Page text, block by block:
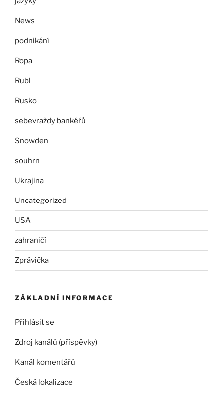
News
podnikání
Ropa
Rubl
Rusko
sebevraždy bankéřů
Snowden
souhrn
Ukrajina
Uncategorized
USA
zahraničí
Zprávička
ZÁKLADNÍ INFORMACE
Přihlásit se
Zdroj kanálů (příspěvky)
Kanál komentářů
Česká lokalizace